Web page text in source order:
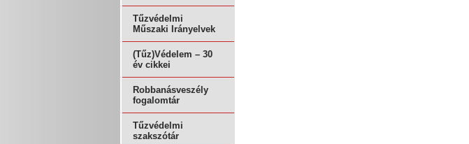
Tűzvédelmi
Műszaki Irányelvek
(Tűz)Védelem – 30
év cikkei
Robbanásveszély
fogalomtár
Tűzvédelmi
szakszótár